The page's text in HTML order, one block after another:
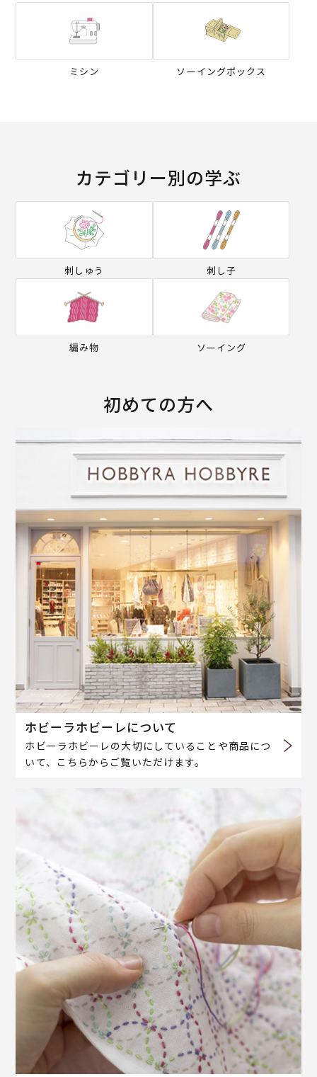
ミシン ソーイングボックス
カテゴリー別の学ぶ
刺しゅう 刺し子
編み物 ソーイング
初めての方へ
ホビーラホビーレについて
ホビーラホビーレの大切にしていることや商品につ
いて、こちらからご覧いただけます。